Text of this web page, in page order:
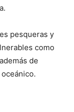
pesqueras y
como
de